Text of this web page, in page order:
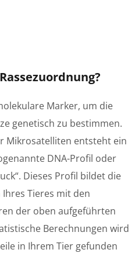
Marker, um die
genetisch zu bestimmen.
Mikrosatelliten entsteht ein
DNA-Profil oder
Dieses Profil bildet die
Tieres mit den
der oben aufgeführten
Berechnungen wird
in Ihrem Tier gefunden